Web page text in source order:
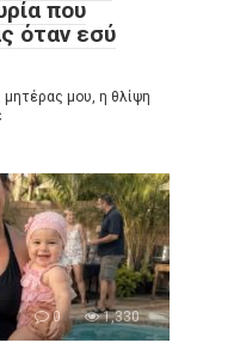
που
όταν εσύ
μητέρας μου, η θλίψη
0 1,330